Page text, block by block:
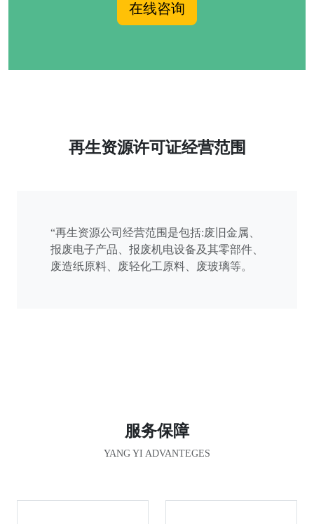
在线咨询
再生资源许可证经营范围
“再生资源公司经营范围是包括:废旧金属、
报废电子产品、报废机电设备及其零部件、
废造纸原料、废轻化工原料、废玻璃等。
服务保障
YANG YI ADVANTEGES